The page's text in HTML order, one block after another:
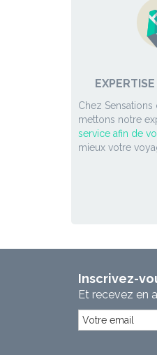
Chez
mettons notre
service afin de
mieux votre
Inscrivez-
Et recevez en